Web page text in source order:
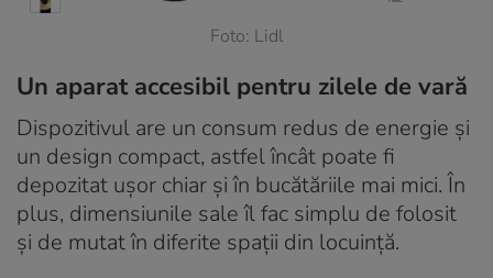
Foto: Lidl
Un aparat accesibil pentru zilele de vară
Dispozitivul are un consum redus de energie și
un design compact, astfel încât poate fi
depozitat ușor chiar și în bucătăriile mai mici. În
plus, dimensiunile sale îl fac simplu de folosit
și de mutat în diferite spații din locuință.